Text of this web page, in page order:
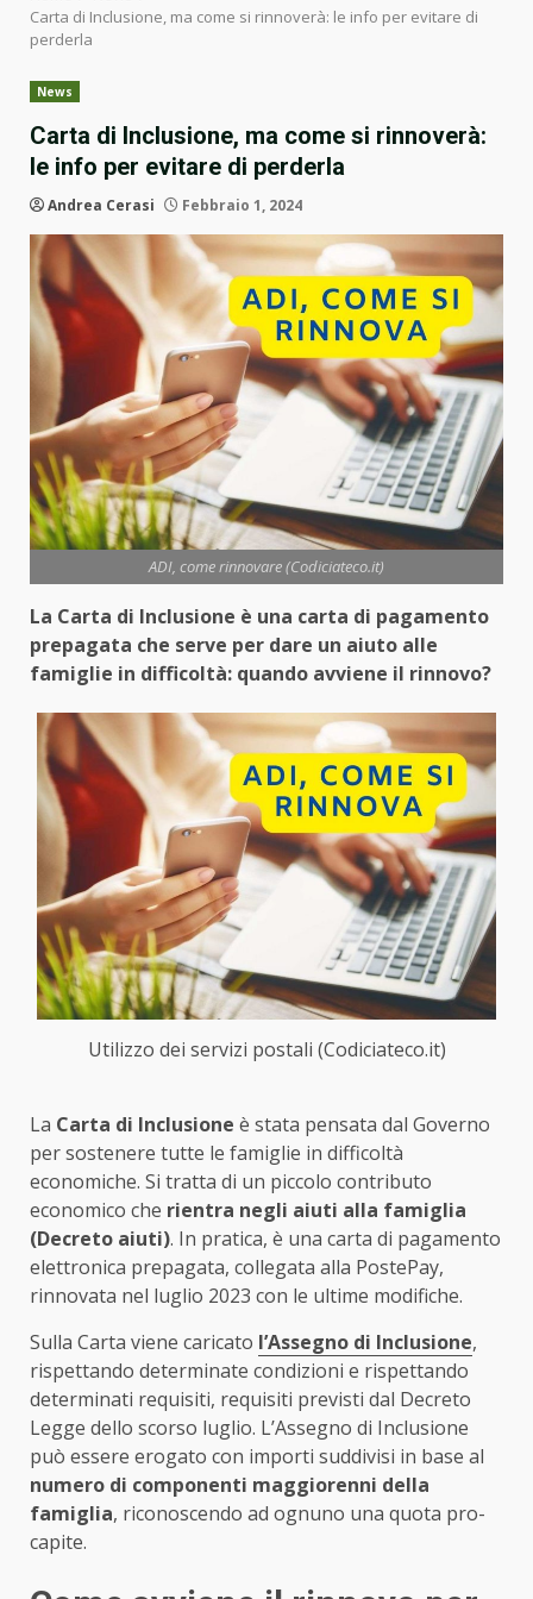
Carta di Inclusione, ma come si rinnoverà: le info per evitare di
perderla
News
Carta di Inclusione, ma come si rinnoverà:
le info per evitare di perderla
Andrea Cerasi Febbraio 1, 2024
ADI, come rinnovare (Codiciateco.it)
La Carta di Inclusione è una carta di pagamento
prepagata che serve per dare un aiuto alle
famiglie in difficoltà: quando avviene il rinnovo?
Utilizzo dei servizi postali (Codiciateco.it)
La Carta di Inclusione è stata pensata dal Governo
per sostenere tutte le famiglie in difficoltà
economiche. Si tratta di un piccolo contributo
economico che rientra negli aiuti alla famiglia
(Decreto aiuti). In pratica, è una carta di pagamento
elettronica prepagata, collegata alla PostePay,
rinnovata nel luglio 2023 con le ultime modifiche.
Sulla Carta viene caricato l’Assegno di Inclusione,
rispettando determinate condizioni e rispettando
determinati requisiti, requisiti previsti dal Decreto
Legge dello scorso luglio. L’Assegno di Inclusione
può essere erogato con importi suddivisi in base al
numero di componenti maggiorenni della
famiglia, riconoscendo ad ognuno una quota pro-
capite.